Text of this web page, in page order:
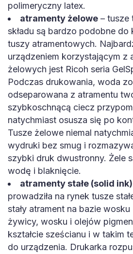
polimeryczny latex.
atramenty żelowe – tusze
składu są bardzo podobne do
tuszy atramentowych.
urządzeniem korzystającym z
żelowych jest Ricoh seria
Podczas drukowania, woda
odseparowana z atramentu
szybkoschnącą ciecz
natychmiast osusza się po
Tusze żelowe niemal
wydruki bez smug i
szybki druk dwustronny. Żele
wodę i blaknięcie.
atramenty stałe (solid ink)
prowadziła na rynek tusze
stały atrament na bazie wosku
żywicy, wosku i olejów
kształcie sześcianu i w takim
do urządzenia. Drukarka